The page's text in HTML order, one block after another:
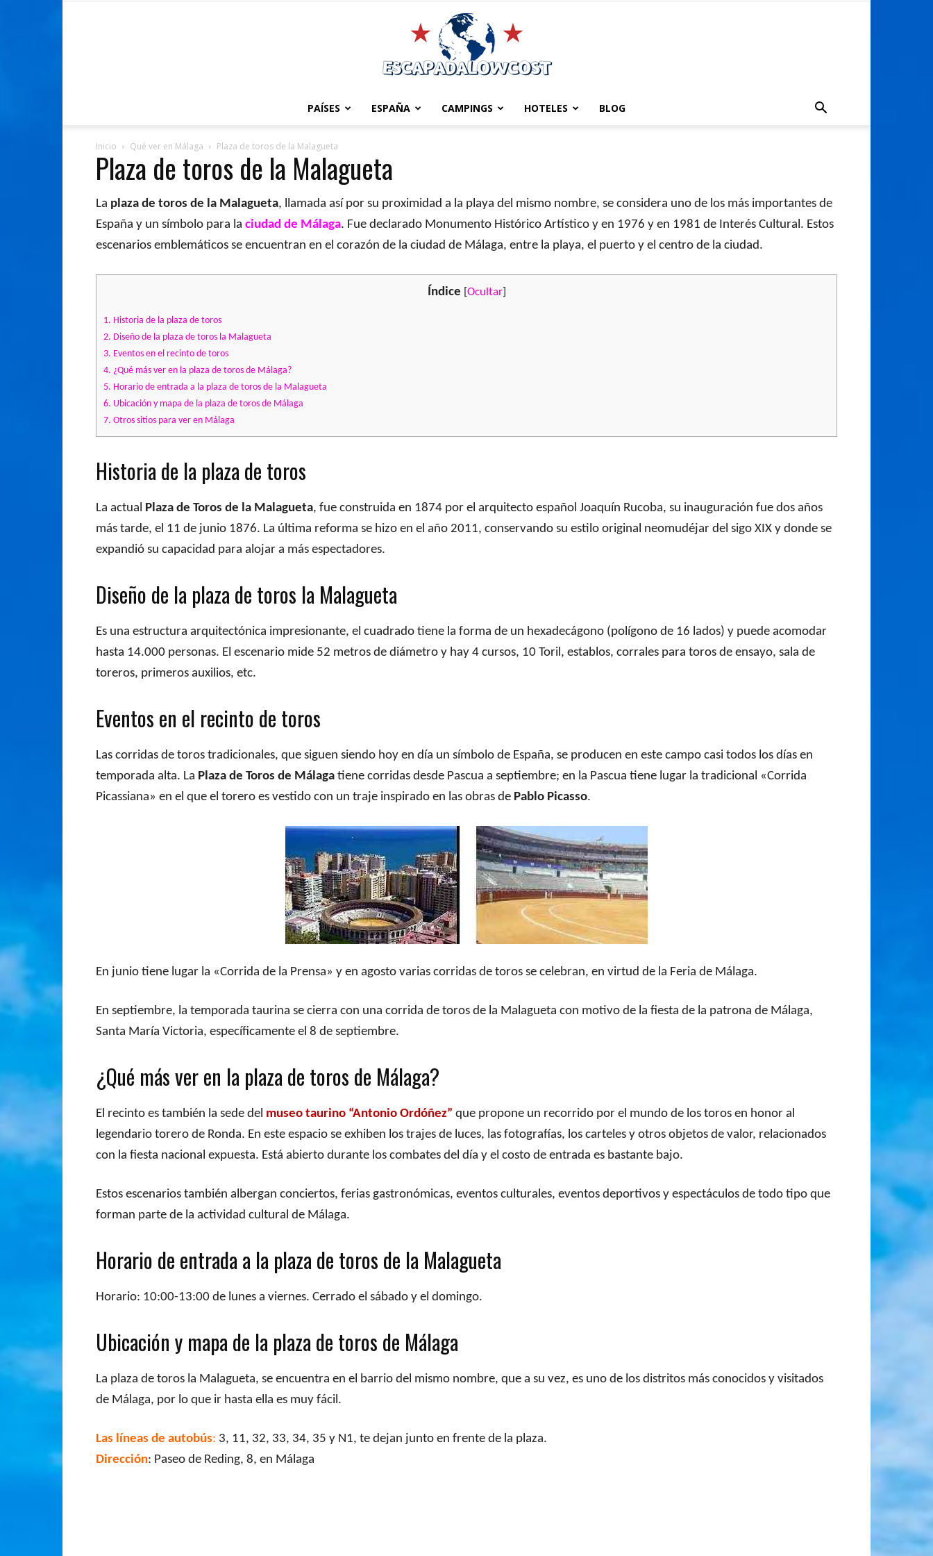
PAÍSES ESPAÑA CAMPINGS HOTELES BLOG
Inicio Qué ver en Málaga Plaza de toros de la Malagueta
Plaza de toros de la Malagueta
La plaza de toros de la Malagueta, llamada así por su proximidad a la playa del mismo nombre, se considera uno de los más importantes de
España y un símbolo para la ciudad de Málaga. Fue declarado Monumento Histórico Artístico y en 1976 y en 1981 de Interés Cultural. Estos
escenarios emblemáticos se encuentran en el corazón de la ciudad de Málaga, entre la playa, el puerto y el centro de la ciudad.
Índice [Ocultar]
1. Historia de la plaza de toros
2. Diseño de la plaza de toros la Malagueta
3. Eventos en el recinto de toros
4. ¿Qué más ver en la plaza de toros de Málaga?
5. Horario de entrada a la plaza de toros de la Malagueta
6. Ubicación y mapa de la plaza de toros de Málaga
7. Otros sitios para ver en Málaga
Historia de la plaza de toros
La actual Plaza de Toros de la Malagueta, fue construida en 1874 por el arquitecto español Joaquín Rucoba, su inauguración fue dos años
más tarde, el 11 de junio 1876. La última reforma se hizo en el año 2011, conservando su estilo original neomudéjar del sigo XIX y donde se
expandió su capacidad para alojar a más espectadores.
Diseño de la plaza de toros la Malagueta
Es una estructura arquitectónica impresionante, el cuadrado tiene la forma de un hexadecágono (polígono de 16 lados) y puede acomodar
hasta 14.000 personas. El escenario mide 52 metros de diámetro y hay 4 cursos, 10 Toril, establos, corrales para toros de ensayo, sala de
toreros, primeros auxilios, etc.
Eventos en el recinto de toros
Las corridas de toros tradicionales, que siguen siendo hoy en día un símbolo de España, se producen en este campo casi todos los días en
temporada alta. La Plaza de Toros de Málaga tiene corridas desde Pascua a septiembre; en la Pascua tiene lugar la tradicional «Corrida
Picassiana» en el que el torero es vestido con un traje inspirado en las obras de Pablo Picasso.
En junio tiene lugar la «Corrida de la Prensa» y en agosto varias corridas de toros se celebran, en virtud de la Feria de Málaga.
En septiembre, la temporada taurina se cierra con una corrida de toros de la Malagueta con motivo de la fiesta de la patrona de Málaga,
Santa María Victoria, específicamente el 8 de septiembre.
¿Qué más ver en la plaza de toros de Málaga?
El recinto es también la sede del museo taurino “Antonio Ordóñez” que propone un recorrido por el mundo de los toros en honor al
legendario torero de Ronda. En este espacio se exhiben los trajes de luces, las fotografías, los carteles y otros objetos de valor, relacionados
con la fiesta nacional expuesta. Está abierto durante los combates del día y el costo de entrada es bastante bajo.
Estos escenarios también albergan conciertos, ferias gastronómicas, eventos culturales, eventos deportivos y espectáculos de todo tipo que
forman parte de la actividad cultural de Málaga.
Horario de entrada a la plaza de toros de la Malagueta
Horario: 10:00-13:00 de lunes a viernes. Cerrado el sábado y el domingo.
Ubicación y mapa de la plaza de toros de Málaga
La plaza de toros la Malagueta, se encuentra en el barrio del mismo nombre, que a su vez, es uno de los distritos más conocidos y visitados
de Málaga, por lo que ir hasta ella es muy fácil.
Las líneas de autobús: 3, 11, 32, 33, 34, 35 y N1, te dejan junto en frente de la plaza.
Dirección: Paseo de Reding, 8, en Málaga